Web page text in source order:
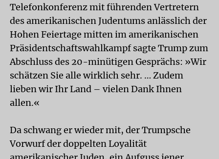
Telefonkonferenz mit führenden Vertretern
des amerikanischen Judentums anlässlich der
Hohen Feiertage mitten im amerikanischen
Präsidentschaftswahlkampf sagte Trump zum
Abschluss des 20-minütigen Gesprächs: »Wir
schätzen Sie alle wirklich sehr. … Zudem
lieben wir Ihr Land – vielen Dank Ihnen
allen.«
Da schwang er wieder mit, der Trumpsche
Vorwurf der doppelten Loyalität